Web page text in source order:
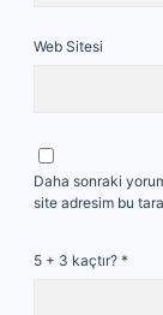
Web Sitesi
Daha sonraki
site adresim bu
5 + 3 kaçtır? *